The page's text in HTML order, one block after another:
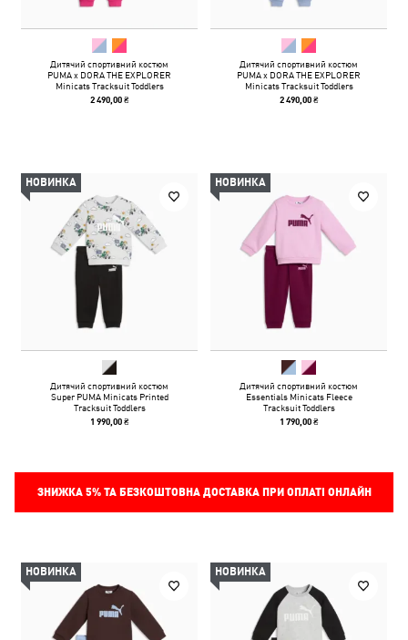
Дитячий спортивний костюм
PUMA x DORA THE EXPLORER
Minicats Tracksuit Toddlers
2 490,00 ₴
Дитячий спортивний костюм
PUMA x DORA THE EXPLORER
Minicats Tracksuit Toddlers
2 490,00 ₴
НОВИНКА
Дитячий спортивний костюм
Super PUMA Minicats Printed
Tracksuit Toddlers
1 990,00 ₴
НОВИНКА
Дитячий спортивний костюм
Essentials Minicats Fleece
Tracksuit Toddlers
1 790,00 ₴
ЗНИЖКА 5%ТА БЕЗКОШТОВНА ДОСТАВКА ПРИ ОПЛАТІ ОНЛАЙН
НОВИНКА НОВИНКА